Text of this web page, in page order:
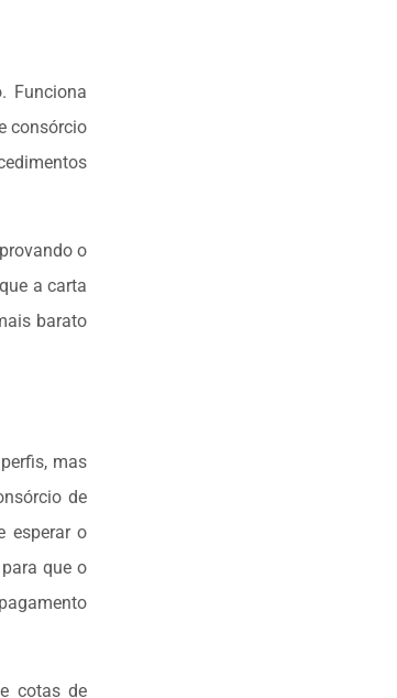
Funciona
consórcio
o
a carta
barato
mas
de
esperar o
que o
cotas de